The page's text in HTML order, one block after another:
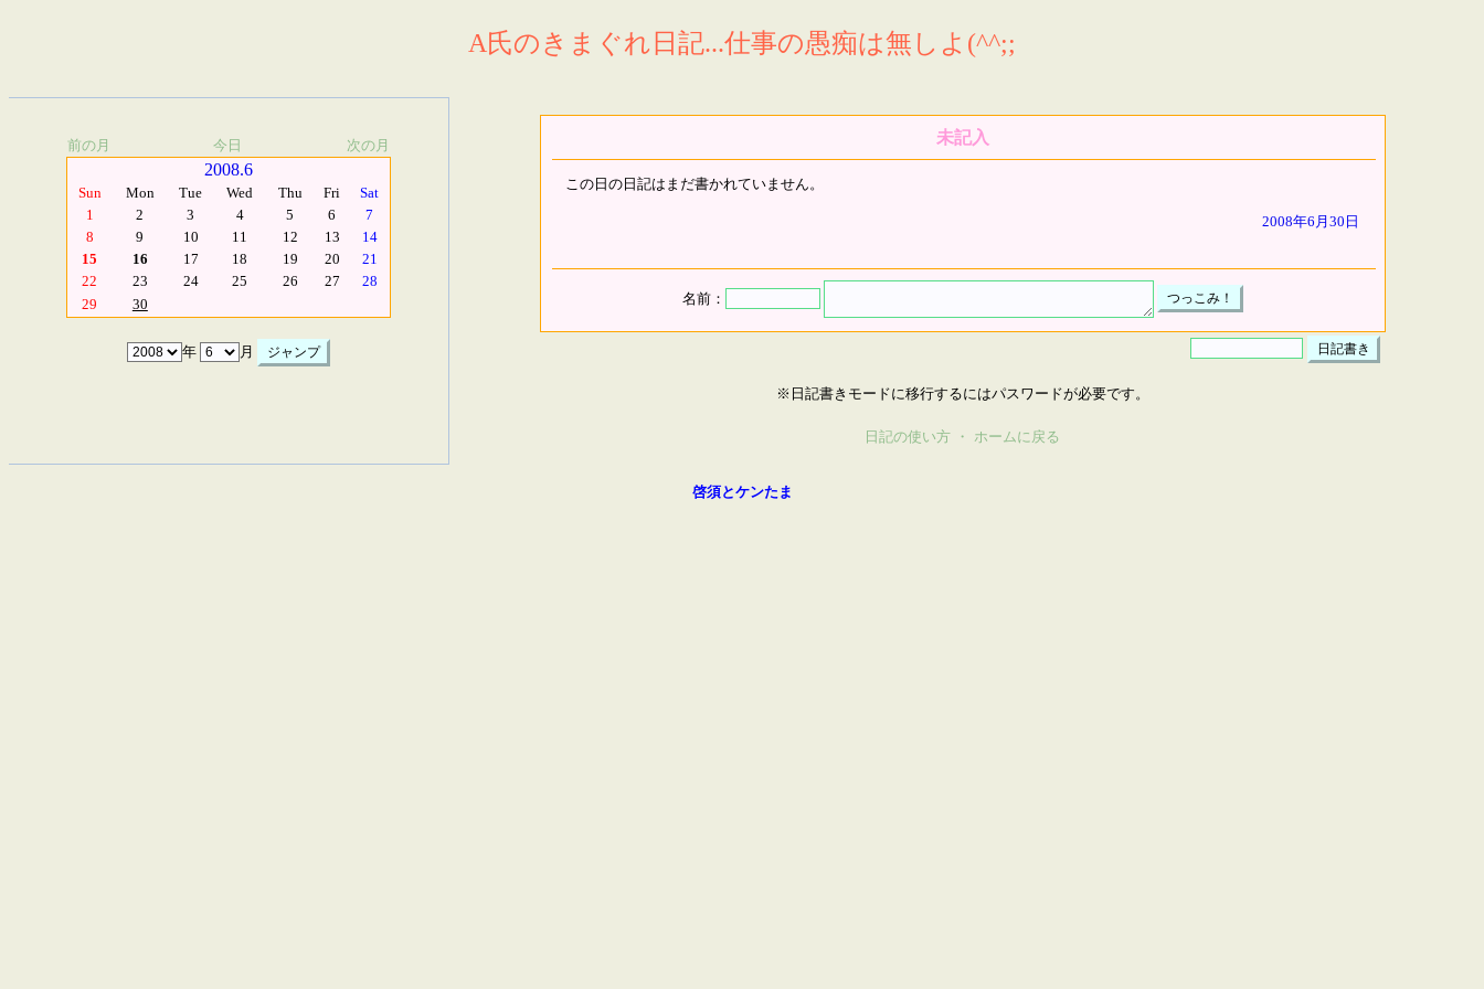
A氏のきまぐれ日記...仕事の愚痴は無しよ(^^;;
前の月 今日 次の月
2008.6
Sun Mon Tue Wed Thu Fri
Sat
1
2 3 4 5 6
7
8
9 10 11 12 13
14
15
16 17 18 19 20
21
22
23 24 25 26 27
28
29
30
年 月
未記入
この日の日記はまだ書かれていません。
2008年6月30日
名前：
※日記書きモードに移行するにはパスワードが必要です。
日記の使い方 ・ ホームに戻る
啓須とケンたま